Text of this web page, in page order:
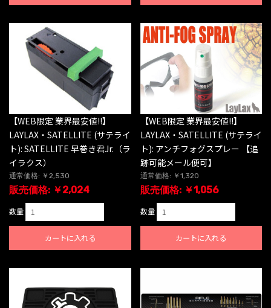
【WEB限定 業界最安値!!】
LAYLAX・SATELLITE (サテライ
ト): SATELLITE 早巻き君Jr.（ラ
イラクス）
通常価格: ￥2,530
販売価格: ￥2,024
数量
カートに入れる
【WEB限定 業界最安値!!】
LAYLAX・SATELLITE (サテライ
ト): アンチフォグスプレー 【追
跡可能メール便可】
通常価格: ￥1,320
販売価格: ￥1,056
数量
カートに入れる